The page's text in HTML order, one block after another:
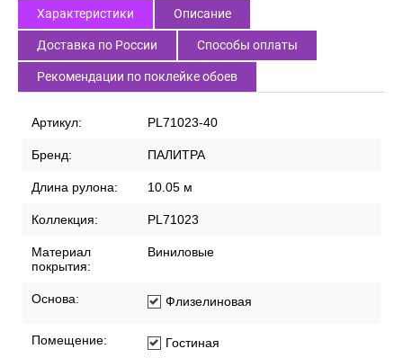
Характеристики Описание
Доставка по России Способы оплаты
Рекомендации по поклейке обоев
Артикул: PL71023-40
Бренд: ПАЛИТРА
Длина рулона: 10.05 м
Коллекция: PL71023
Материал
покрытия:
Виниловые
Основа: Флизелиновая
Помещение:
Гостиная